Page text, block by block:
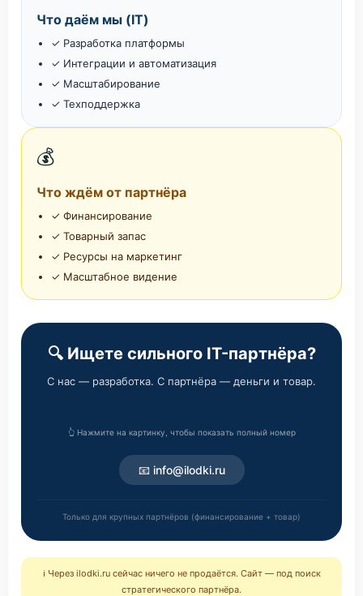
Что даём мы (IT)
✓ Разработка платформы
✓ Интеграции и автоматизация
✓ Масштабирование
✓ Техподдержка
💰
Что ждём от партнёра
✓ Финансирование
✓ Товарный запас
✓ Ресурсы на маркетинг
✓ Масштабное видение
🔍 Ищете сильного IT-партнёра?
С нас — разработка. С партнёра — деньги и товар.
👆 Нажмите на картинку, чтобы показать полный номер
📧 info@ilodki.ru
Только для крупных партнёров (финансирование + товар)
ℹ️ Через ilodki.ru сейчас ничего не продаётся. Сайт — под поиск
стратегического партнёра.